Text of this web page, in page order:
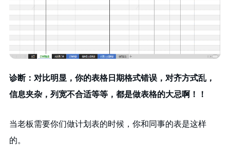
诊断：对比明显，你的表格日期格式错误，对齐方式乱，
信息夹杂，列宽不合适等等，都是做表格的大忌啊！！
当老板需要你们做计划表的时候，你和同事的表是这样
的。